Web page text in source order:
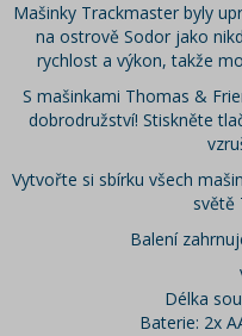
Mašinky Trackmaster byly
na ostrově Sodor jako
rychlost a výkon, takže
S mašinkami Thomas &
dobrodružství! Stiskněte
Vytvořte si sbírku všech
světě
Balení
Délka
Baterie: 2x